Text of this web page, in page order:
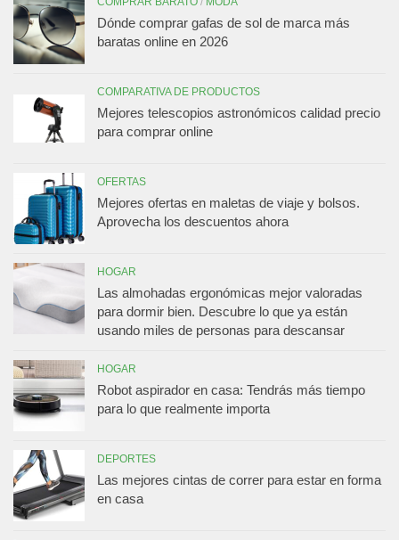
Dónde comprar gafas de sol de marca más
baratas online en 2026
COMPARATIVA DE PRODUCTOS
Mejores telescopios astronómicos calidad precio
para comprar online
OFERTAS
Mejores ofertas en maletas de viaje y bolsos.
Aprovecha los descuentos ahora
HOGAR
Las almohadas ergonómicas mejor valoradas
para dormir bien. Descubre lo que ya están
usando miles de personas para descansar
HOGAR
Robot aspirador en casa: Tendrás más tiempo
para lo que realmente importa
DEPORTES
Las mejores cintas de correr para estar en forma
en casa